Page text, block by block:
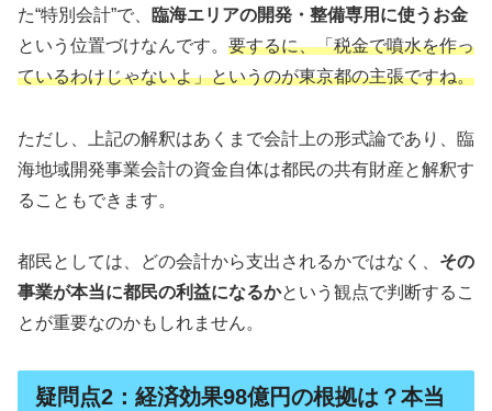
た“特別会計”で、
臨海エリアの開発・整備専用に使うお金
という位置づけなんです。 要するに、「税金で噴水を作っ
ているわけじゃないよ」というのが東京都の主張ですね。
ただし、上記の解釈はあくまで会計上の形式論であり、臨
海地域開発事業会計の資金自体は都民の共有財産と解釈す
ることもできます。
都民としては、どの会計から支出されるかではなく、 その
事業が本当に都民の利益になるかという観点で判断するこ
とが重要なのかもしれません。
疑問点2：経済効果98億円の根拠は？本当